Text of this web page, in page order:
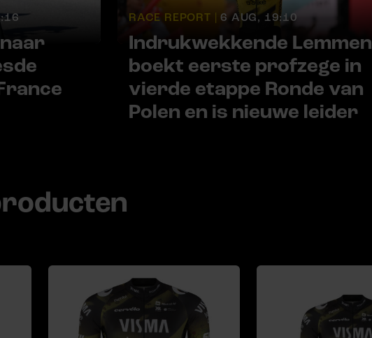
RACE REPORT | 6 AUG, 19:10
Indrukwekkende Lemmen
boekt eerste profzege in
vierde etappe Ronde van
Polen en is nieuwe leider